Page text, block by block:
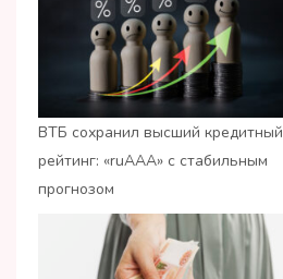
ВТБ сохранил высший кредитный
рейтинг: «ruАAA» с стабильным
прогнозом